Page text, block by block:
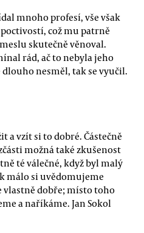
mnoho profesí, vše však
což mu patrně
skutečně věnoval.
rád, ač to nebyla jeho
nesměl, tak se vyučil.
a vzít si to dobré. Částečně
možná také zkušenost
té válečné, když byl malý
málo si uvědomujeme
vlastně dobře; místo toho
a naříkáme. Jan Sokol